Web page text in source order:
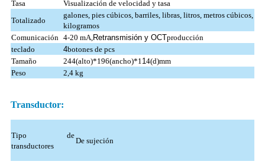
Tasa
Visualización de velocidad y tasa
Totalizado
galones, pies cúbicos, barriles, libras, litros, metros cúbicos,
kilogramos
Comunicación 4-20 mA,Retransmisión y OCTproducción
teclado
4botones de pcs
Tamaño
244(alto)*196(ancho)*114(d)mm
Peso
2,4 kg
Transductor:
Tipo de
transductores
De sujeción